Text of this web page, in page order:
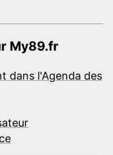
My89.fr
dans l'Agenda des